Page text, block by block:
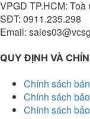
VPGD TP.HCM:
SĐT: 0911.235.298
Email:
QUY ĐỊNH VÀ
Chính sách
Chính sách
Chính sách